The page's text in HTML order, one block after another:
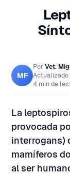
MF
Por Vet.
Actualizado
4 min de
La
provocada
interrogans)
mamíferos
al ser